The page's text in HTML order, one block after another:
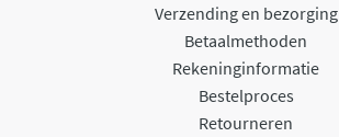
Verzending en bezorging
Betaalmethoden
Rekeninginformatie
Bestelproces
Retourneren